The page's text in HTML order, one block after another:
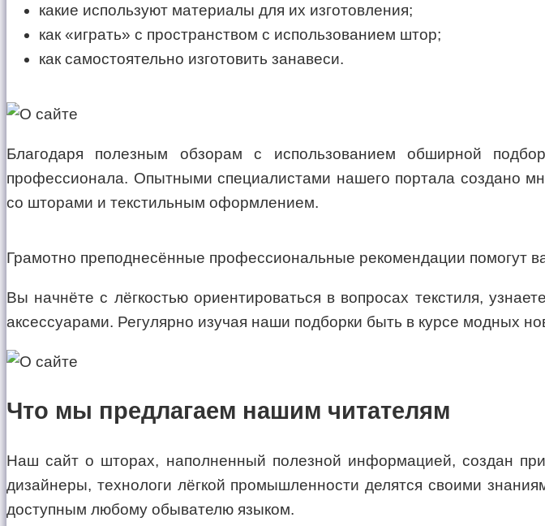
какие используют материалы для их изготовления;
как «играть» с пространством с использованием штор;
как самостоятельно изготовить занавеси.
Благодаря полезным обзорам с использованием обширной
профессионала. Опытными специалистами нашего портала создано
со шторами и текстильным оформлением.
Грамотно преподнесённые профессиональные рекомендации помогут
Вы начнёте с лёгкостью ориентироваться в вопросах текстиля,
аксессуарами. Регулярно изучая наши подборки быть в курсе модных
Что мы предлагаем нашим читателям
Наш сайт о шторах, наполненный полезной информацией, создан
дизайнеры, технологи лёгкой промышленности делятся своими
доступным любому обывателю языком.